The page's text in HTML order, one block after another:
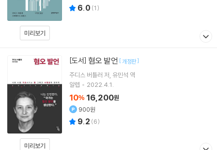
미리보기
6.0 (1)
미리보기
[도서] 혐오 발언 [개정판]
주디스 버틀러 저 유민석 역
알렙
2022.4.1.
10% 16,200원
900원
9.2 (6)